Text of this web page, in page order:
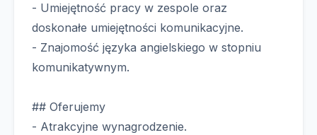
- Umiejętność pracy w zespole oraz
doskonałe umiejętności komunikacyjne.
- Znajomość języka angielskiego w stopniu
komunikatywnym.
## Oferujemy
- Atrakcyjne wynagrodzenie.